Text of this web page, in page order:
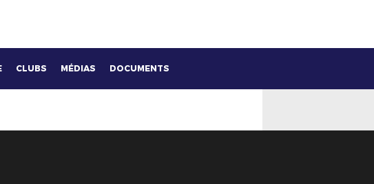
CLUBS MÉDIAS DOCUMENTS